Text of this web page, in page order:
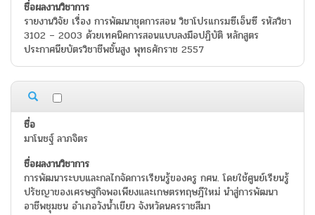
รายงานวิจัย เรื่อง การพัฒนาชุดการสอน วิชาโปรแกรมซีเอ็นซี รหัสวิชา
3102 – 2003 ด้วยเทคนิคการสอนแบบลงมือปฏิบัติ หลักสูตร
ประกาศนียบัตรวิชาชีพชั้นสูง พุทธศักราช 2557
มาโนชฐ์ ลาภจิตร
การพัฒนาระบบและกลไกจัดการเรียนรู้ของครู กศน. โดยใช้ศูนย์เรียนรู้
ปรัชญาของเศรษฐกิจพอเพียงและเกษตรทฤษฎีใหม่ นำสู่การพัฒนา
อาชีพชุมชน อำเภอวังน้ำเขียว จังหวัดนครราชสีมา